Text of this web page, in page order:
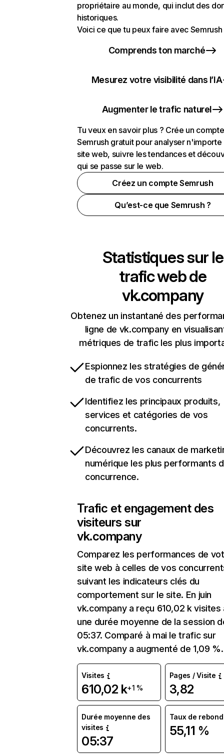
propriétaire au monde, qui inclut des
historiques.
Voici ce que tu peux faire avec Semrush
Comprends ton marché
Mesurez votre visibilité dans l’IA
Augmenter le trafic naturel
Tu veux en savoir plus ? Crée un compte
Semrush gratuit pour analyser n'importe
site web, suivre les tendances et
qui se passe sur le web.
Créez un compte Semrush
Qu’est-ce que Semrush ?
Statistiques sur le
trafic web de
vk.company
Obtenez un instantané des
ligne de vk.company en
métriques de trafic les plus
Espionnez les stratégies de
de trafic de vos concurrents
Identifiez les principaux produits,
services et catégories de vos
concurrents.
Découvrez les canaux de
numérique les plus performants
concurrence.
Trafic et engagement des
visiteurs sur
vk.company
Comparez les performances de
site web à celles de vos
suivant les indicateurs clés du
comportement sur le site. En juin
vk.company a reçu 610,02 k visites
une durée moyenne de la session
05:37. Comparé à mai le trafic sur
vk.company a augmenté de 1,09 %.
Visites
610,02 k+1 %
Pages / Visite
3,82
Durée moyenne des
visites
05:37
Taux de rebond
55,11 %